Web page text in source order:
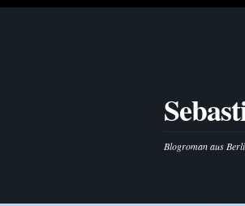
Blogroman aus